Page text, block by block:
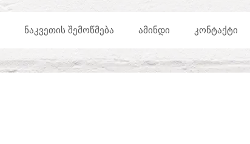
ᲜᲐᲙᲕᲔᲗᲘᲡ ᲨᲔᲛᲝᲬᲛᲔᲑᲐ ᲐᲛᲘᲜᲓᲘ ᲙᲝᲜᲢᲐᲥᲢᲘ